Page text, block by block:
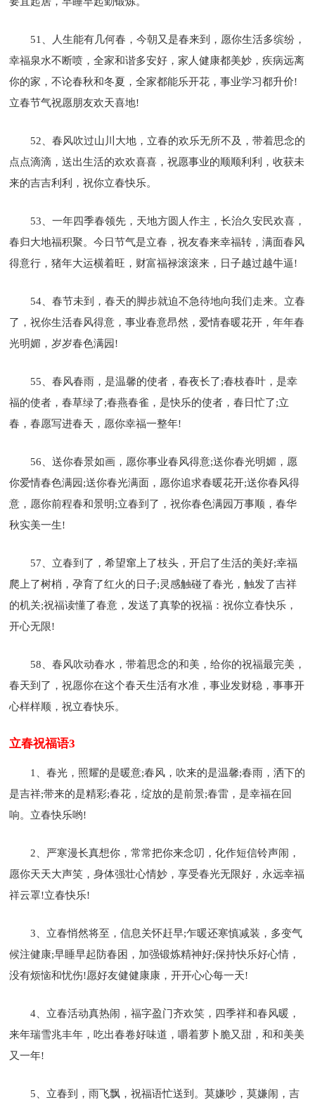
51、人生能有几何春，今朝又是春来到，愿你生活多缤纷，
幸福泉水不断喷，全家和谐多安好，家人健康都美妙，疾病远离
你的家，不论春秋和冬夏，全家都能乐开花，事业学习都升价!
立春节气祝愿朋友欢天喜地!
52、春风吹过山川大地，立春的欢乐无所不及，带着思念的
点点滴滴，送出生活的欢欢喜喜，祝愿事业的顺顺利利，收获未
来的吉吉利利，祝你立春快乐。
53、一年四季春领先，天地方圆人作主，长治久安民欢喜，
春归大地福积聚。今日节气是立春，祝友春来幸福转，满面春风
得意行，猪年大运横着旺，财富福禄滚滚来，日子越过越牛逼!
54、春节未到，春天的脚步就迫不急待地向我们走来。立春
了，祝你生活春风得意，事业春意昂然，爱情春暖花开，年年春
光明媚，岁岁春色满园!
55、春风春雨，是温馨的使者，春夜长了;春枝春叶，是幸
福的使者，春草绿了;春燕春雀，是快乐的使者，春日忙了;立
春，春愿写进春天，愿你幸福一整年!
56、送你春景如画，愿你事业春风得意;送你春光明媚，愿
你爱情春色满园;送你春光满面，愿你追求春暖花开;送你春风得
意，愿你前程春和景明;立春到了，祝你春色满园万事顺，春华
秋实美一生!
57、立春到了，希望窜上了枝头，开启了生活的美好;幸福
爬上了树梢，孕育了红火的日子;灵感触碰了春光，触发了吉祥
的机关;祝福读懂了春意，发送了真挚的祝福：祝你立春快乐，
开心无限!
58、春风吹动春水，带着思念的和美，给你的祝福最完美，
春天到了，祝愿你在这个春天生活有水准，事业发财稳，事事开
心样样顺，祝立春快乐。
立春祝福语3
1、春光，照耀的是暖意;春风，吹来的是温馨;春雨，洒下的
是吉祥;带来的是精彩;春花，绽放的是前景;春雷，是幸福在回
响。立春快乐哟!
2、严寒漫长真想你，常常把你来念叨，化作短信铃声闹，
愿你天天大声笑，身体强壮心情妙，享受春光无限好，永远幸福
祥云罩!立春快乐!
3、立春悄然将至，信息关怀赶早;乍暖还寒慎减装，多变气
候注健康;早睡早起防春困，加强锻炼精神好;保持快乐好心情，
没有烦恼和忧伤!愿好友健健康康，开开心心每一天!
4、立春活动真热闹，福字盈门齐欢笑，四季祥和春风暖，
来年瑞雪兆丰年，吃出春卷好味道，嚼着萝卜脆又甜，和和美美
又一年!
5、立春到，雨飞飘，祝福语忙送到。莫嫌吵，莫嫌闹，吉